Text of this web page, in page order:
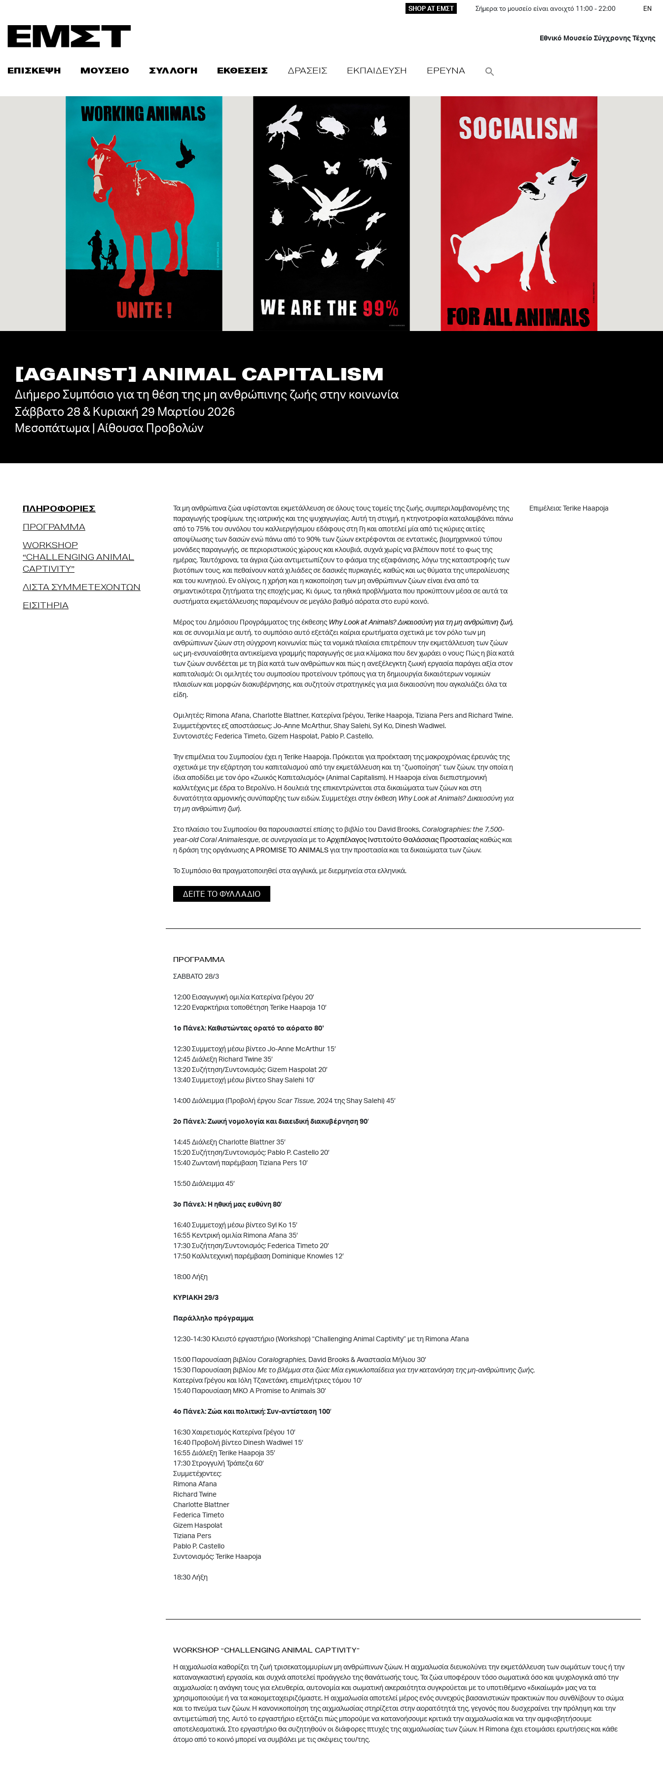
content
SHOP AT ΕΜΣΤ Σήμερα το μουσείο είναι ανοιχτό 11:00 - 22:00 EN
Εθνικό Μουσείο Σύγχρονης Τέχνης
ΕΠΙΣΚΕΨΗ ΜΟΥΣΕΙΟ ΣΥΛΛΟΓΗ ΕΚΘΕΣΕΙΣ ΔΡΑΣΕΙΣ ΕΚΠΑΙΔΕΥΣΗ ΕΡΕΥΝΑ
[AGAINST] ANIMAL CAPITALISM
Διήμερο Συμπόσιο για τη θέση της μη ανθρώπινης ζωής στην κοινωνία
Σάββατο 28 & Κυριακή 29 Μαρτίου 2026
Μεσοπάτωμα | Αίθουσα Προβολών
ΠΛΗΡΟΦΟΡΙΕΣ
ΠΡΟΓΡΑΜΜΑ
Workshop
“Challenging Animal
Captivity”
ΛΙΣΤΑ ΣΥΜΜΕΤΕΧΟΝΤΩΝ
ΕΙΣΙΤΗΡΙΑ
Τα μη ανθρώπινα ζώα υφίστανται εκμετάλλευση σε όλους τους τομείς της ζωής, συμπεριλαμβανομένης της
παραγωγής τροφίμων, της ιατρικής και της ψυχαγωγίας. Αυτή τη στιγμή, η κτηνοτροφία καταλαμβάνει πάνω
από το 75% του συνόλου του καλλιεργήσιμου εδάφους στη Γη και αποτελεί μία από τις κύριες αιτίες
αποψίλωσης των δασών ενώ πάνω από το 90% των ζώων εκτρέφονται σε εντατικές, βιομηχανικού τύπου
μονάδες παραγωγής, σε περιοριστικούς χώρους και κλουβιά, συχνά χωρίς να βλέπουν ποτέ το φως της
ημέρας. Ταυτόχρονα, τα άγρια ζώα αντιμετωπίζουν το φάσμα της εξαφάνισης, λόγω της καταστροφής των
βιοτόπων τους, και πεθαίνουν κατά χιλιάδες σε δασικές πυρκαγιές, καθώς και ως θύματα της υπεραλίευσης
και του κυνηγιού. Εν ολίγοις, η χρήση και η κακοποίηση των μη ανθρώπινων ζώων είναι ένα από τα
σημαντικότερα ζητήματα της εποχής μας. Κι όμως, τα ηθικά προβλήματα που προκύπτουν μέσα σε αυτά τα
συστήματα εκμετάλλευσης παραμένουν σε μεγάλο βαθμό αόρατα στο ευρύ κοινό.
Μέρος του Δημόσιου Προγράμματος της έκθεσης Why Look at Animals? Δικαιοσύνη για τη μη ανθρώπινη ζωή,
και σε συνομιλία με αυτή, το συμπόσιο αυτό εξετάζει καίρια ερωτήματα σχετικά με τον ρόλο των μη
ανθρώπινων ζώων στη σύγχρονη κοινωνία: πώς τα νομικά πλαίσια επιτρέπουν την εκμετάλλευση των ζώων
ως μη-ενσυναίσθητα αντικείμενα γραμμής παραγωγής σε μια κλίμακα που δεν χωράει ο νους; Πώς η βία κατά
των ζώων συνδέεται με τη βία κατά των ανθρώπων και πώς η ανεξέλεγκτη ζωική εργασία παράγει αξία στον
καπιταλισμό; Οι ομιλητές του συμποσίου προτείνουν τρόπους για τη δημιουργία δικαιότερων νομικών
πλαισίων και μορφών διακυβέρνησης, και συζητούν στρατηγικές για μια δικαιοσύνη που αγκαλιάζει όλα τα
είδη.
Ομιλητές: Rimona Afana, Charlotte Blattner, Κατερίνα Γρέγου, Terike Haapoja, Tiziana Pers and Richard Twine.
Συμμετέχοντες εξ αποστάσεως: Jo-Anne McArthur, Shay Salehi, Syl Ko, Dinesh Wadiwel.
Συντονιστές: Federica Timeto, Gizem Haspolat, Pablo P. Castello.
Την επιμέλεια του Συμποσίου έχει η Terike Haapoja. Πρόκειται για προέκταση της μακροχρόνιας έρευνάς της
σχετικά με την εξάρτηση του καπιταλισμού από την εκμετάλλευση και τη “ζωοποίηση” των ζώων, την οποία η
ίδια αποδίδει με τον όρο «Ζωικός Καπιταλισμός» (Animal Capitalism). Η Haapoja είναι διεπιστημονική
καλλιτέχνις με έδρα το Βερολίνο. Η δουλειά της επικεντρώνεται στα δικαιώματα των ζώων και στη
δυνατότητα αρμονικής συνύπαρξης των ειδών. Συμμετέχει στην έκθεση Why Look at Animals? Δικαιοσύνη για
τη μη ανθρώπινη ζωή.
Στο πλαίσιο του Συμποσίου θα παρουσιαστεί επίσης το βιβλίο του David Brooks, Coralographies: the 7,500-
year-old Coral Animalesque, σε συνεργασία με τοΑρχιπέλαγος Ινστιτούτο Θαλάσσιας Προστασίας καθώς και
η δράση της οργάνωσηςA PROMISE TO ANIMALSγια την προστασία και τα δικαιώματα των ζώων.
Το Συμπόσιο θα πραγματοποιηθεί στα αγγλικά, με διερμηνεία στα ελληνικά.
ΔΕΙΤΕ ΤΟ ΦΥΛΛΑΔΙΟ
Επιμέλεια: Terike Haapoja
ΠΡΟΓΡΑΜΜΑ
ΣΑΒΒΑΤΟ 28/3
12:00 Εισαγωγική ομιλία Κατερίνα Γρέγου 20′
12:20 Εναρκτήρια τοποθέτηση Terike Haapoja 10′
1ο Πάνελ: Καθιστώντας ορατό το αόρατο 80’
12:30 Συμμετοχή μέσω βίντεο Jo-Anne McArthur 15′
12:45 Διάλεξη Richard Twine 35′
13:20 Συζήτηση/Συντονισμός: Gizem Haspolat 20′
13:40 Συμμετοχή μέσω βίντεο Shay Salehi 10′
14:00 Διάλειμμα (Προβολή έργου Scar Tissue, 2024 της Shay Salehi) 45′
2o Πάνελ: Ζωική νομολογία και διαειδική διακυβέρνηση 90′
14:45 Διάλεξη Charlotte Blattner 35′
15:20 Συζήτηση/Συντονισμός: Pablo P. Castello 20′
15:40 Ζωντανή παρέμβαση Tiziana Pers 10′
15:50 Διάλειμμα 45′
3ο Πάνελ: Η ηθική μας ευθύνη 80′
16:40 Συμμετοχή μέσω βίντεο Syl Ko 15′
16:55 Κεντρική ομιλία Rimona Afana 35′
17:30 Συζήτηση/Συντονισμός: Federica Timeto 20′
17:50 Καλλιτεχνική παρέμβαση Dominique Knowles 12′
18:00 Λήξη
ΚΥΡΙΑΚΗ 29/3
Παράλληλο πρόγραμμα
12:30-14:30 Κλειστό εργαστήριο (Workshop) “Challenging Animal Captivity” με τη Rimona Afana
15:00 Παρουσίαση βιβλίου Coralographies, David Brooks & Αναστασία Μήλιου 30′
15:30 Παρουσίαση βιβλίου Με το βλέμμα στα ζώα: Μία εγκυκλοπαίδεια για την κατανόηση της μη-ανθρώπινης ζωής,
Κατερίνα Γρέγου και Ιόλη Τζανετάκη, επιμελήτριες τόμου 10′
15:40 Παρουσίαση ΜΚΟ A Promise to Animals 30′
4o Πάνελ: Ζώα και πολιτική: Συν-αντίσταση 100′
16:30 Χαιρετισμός Κατερίνα Γρέγου 10′
16:40 Προβολή βίντεο Dinesh Wadiwel 15′
16:55 Διάλεξη Terike Haapoja 35′
17:30 Στρογγυλή Τράπεζα 60′
Συμμετέχοντες:
Rimona Afana
Richard Twine
Charlotte Blattner
Federica Timeto
Gizem Haspolat
Tiziana Pers
Pablo P. Castello
Συντονισμός: Terike Haapoja
18:30 Λήξη
Workshop “Challenging Animal Captivity”
Η αιχμαλωσία καθορίζει τη ζωή τρισεκατομμυρίων μη ανθρώπινων ζώων. Η αιχμαλωσία διευκολύνει την εκμετάλλευση των σωμάτων τους ή την
καταναγκαστική εργασία, και συχνά αποτελεί προάγγελο της θανάτωσής τους. Τα ζώα υποφέρουν τόσο σωματικά όσο και ψυχολογικά από την
αιχμαλωσία: η ανάγκη τους για ελευθερία, αυτονομία και σωματική ακεραιότητα συγκρούεται με το υποτιθέμενο «δικαίωμά» μας να τα
χρησιμοποιούμε ή να τα κακομεταχειριζόμαστε. Η αιχμαλωσία αποτελεί μέρος ενός συνεχούς βασανιστικών πρακτικών που συνθλίβουν το σώμα
και το πνεύμα των ζώων. Η κανονικοποίηση της αιχμαλωσίας στηρίζεται στην αορατότητά της, γεγονός που δυσχεραίνει την πρόληψη και την
αντιμετώπισή της. Αυτό το εργαστήριο εξετάζει πώς μπορούμε να κατανοήσουμε κριτικά την αιχμαλωσία και να την αμφισβητήσουμε
αποτελεσματικά. Στο εργαστήριο θα συζητηθούν οι διάφορες πτυχές της αιχμαλωσίας των ζώων. Η Rimona έχει ετοιμάσει ερωτήσεις και κάθε
άτομο από το κοινό μπορεί να συμβάλει με τις σκέψεις του/της.